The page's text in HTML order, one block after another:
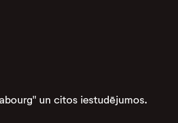
un citos iestudējumos.